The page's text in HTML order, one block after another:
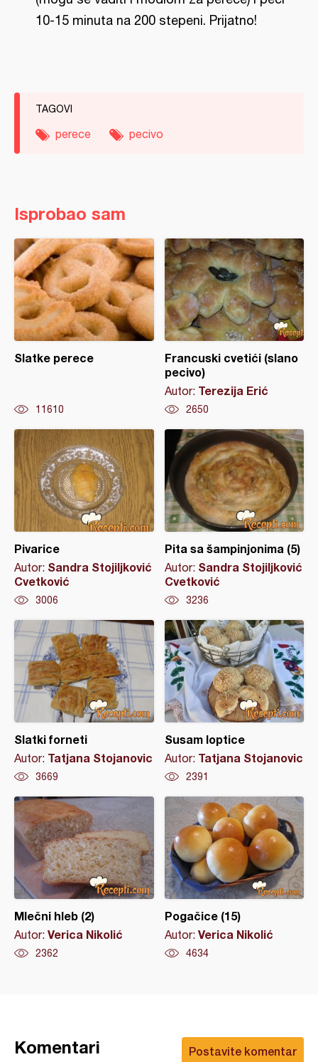
10-15 minuta na 200 stepeni. Prijatno!
TAGOVI
perece pecivo
Isprobao sam
Slatke perece
11610
Francuski cvetići (slano
pecivo)
Autor: Terezija Erić
2650
Pivarice
Autor: Sandra Stojiljković
Cvetković
3006
Pita sa šampinjonima (5)
Autor: Sandra Stojiljković
Cvetković
3236
Slatki forneti
Autor: Tatjana Stojanovic
3669
Susam loptice
Autor: Tatjana Stojanovic
2391
Mlečni hleb (2)
Autor: Verica Nikolić
2362
Pogačice (15)
Autor: Verica Nikolić
4634
Postavite komentar
Komentari